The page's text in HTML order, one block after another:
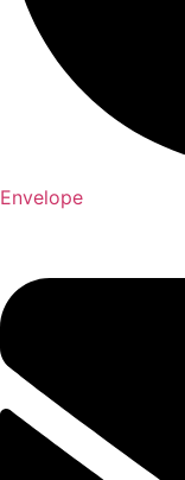
Envelope